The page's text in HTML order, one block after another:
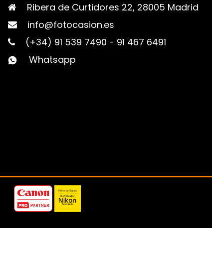
Ribera de Curtidores 22, 28005 Madrid
info@fotocasion.es
(+34) 91 539 7490 - 91 467 6491
Whatsapp